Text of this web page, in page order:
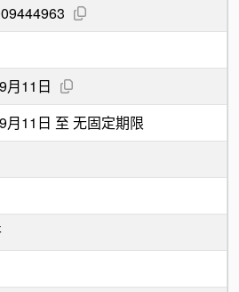
月11日
月11日 至 无固定期限